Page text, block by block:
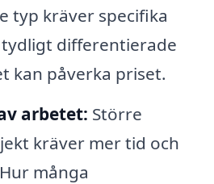
typ kräver specifika
differentierade
kan påverka priset.
arbetet: Större
kräver mer tid och
många